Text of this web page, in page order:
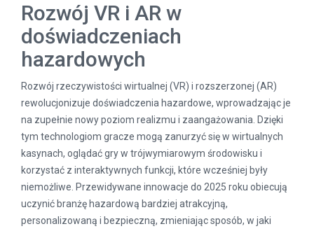
Rozwój VR i AR w
doświadczeniach
hazardowych
Rozwój rzeczywistości wirtualnej (VR) i rozszerzonej (AR)
rewolucjonizuje doświadczenia hazardowe, wprowadzając je
na zupełnie nowy poziom realizmu i zaangażowania. Dzięki
tym technologiom gracze mogą zanurzyć się w wirtualnych
kasynach, oglądać gry w trójwymiarowym środowisku i
korzystać z interaktywnych funkcji, które wcześniej były
niemożliwe. Przewidywane innowacje do 2025 roku obiecują
uczynić branżę hazardową bardziej atrakcyjną,
personalizowaną i bezpieczną, zmieniając sposób, w jaki